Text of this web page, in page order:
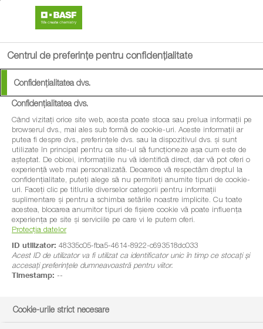
Centrul de preferințe pentru confidențialitate
Confidențialitatea dvs.
Confidențialitatea dvs.
Când vizitați orice site web, acesta poate stoca sau prelua informații pe
browserul dvs., mai ales sub formă de cookie-uri. Aceste informații ar
putea fi despre dvs., preferințele dvs. sau la dispozitivul dvs. și sunt
utilizate în principal pentru ca site-ul să funcționeze așa cum este de
așteptat. De obicei, informațiile nu vă identifică direct, dar vă pot oferi o
experiență web mai personalizată. Deoarece vă respectăm dreptul la
confidențialitate, puteți alege să nu permiteți anumite tipuri de cookie-
uri. Faceți clic pe titlurile diverselor categorii pentru informații
suplimentare și pentru a schimba setările noastre implicite. Cu toate
acestea, blocarea anumitor tipuri de fișiere cookie vă poate influența
experiența pe site și serviciile pe care vi le putem oferi.
Protecția datelor
ID utilizator: 48335c05-fba5-4614-8922-c693518dc033
Acest ID de utilizator va fi utilizat ca identificator unic în timp ce stocați și
accesați preferințele dumneavoastră pentru viitor.
Timestamp: --
Cookie-urile strict necesare